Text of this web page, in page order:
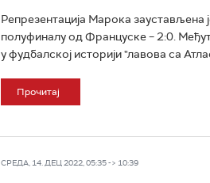
Репрезентација Марока заустављена
полуфиналу од Француске – 2:0.
у фудбалској историји "лавова са
Прочитај
СРЕДА, 14. ДЕЦ 2022, 05:35 -> 10:39